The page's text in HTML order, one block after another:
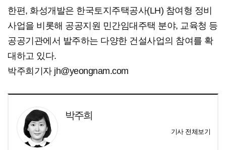
한편, 화성개발은 한국토지주택공사(LH) 참여형 정비
사업을 비롯해 공공지원 민간임대주택 분야, 교육청 등
공공기관에서 발주하는 다양한 건설사업의 참여를 확
대하고 있다.
박주희기자 jh@yeongnam.com
박주희
기사 전체보기